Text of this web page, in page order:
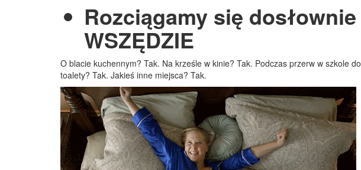
Rozciągamy się dosłownie
WSZĘDZIE
O blacie kuchennym? Tak. Na krześle w kinie? Tak. Podczas przerw w szkole do
toalety? Tak. Jakieś inne miejsca? Tak.